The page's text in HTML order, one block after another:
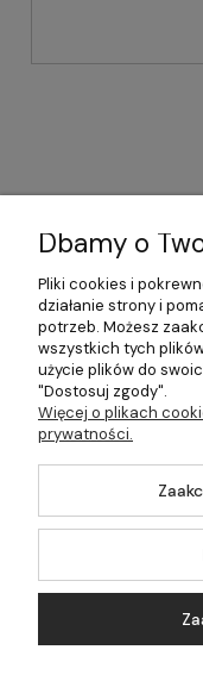
©2026 Wszelkie
Dbamy o
Pliki cookies i
działanie strony i
potrzeb. Możesz
wszystkich tych
użycie plików do
"Dostosuj zgody".
Więcej o plikach
prywatności.